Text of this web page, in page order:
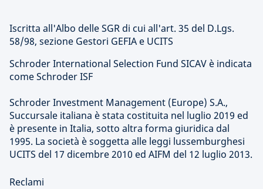
Iscritta all'Albo delle SGR di cui all'art. 35 del D.Lgs.
58/98, sezione Gestori GEFIA e UCITS
Schroder International Selection Fund SICAV è indicata
come Schroder ISF
Schroder Investment Management (Europe) S.A.,
Succursale italiana è stata costituita nel luglio 2019 ed
è presente in Italia, sotto altra forma giuridica dal
1995. La società è soggetta alle leggi lussemburghesi
UCITS del 17 dicembre 2010 ed AIFM del 12 luglio 2013.
Reclami